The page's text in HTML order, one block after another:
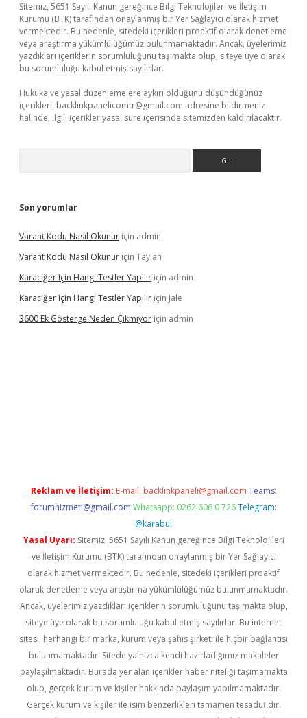
Sitemiz, 5651 Sayılı Kanun gereğince Bilgi Teknolojileri ve İletişim
Kurumu (BTK) tarafından onaylanmış bir Yer Sağlayıcı olarak hizmet
vermektedir. Bu nedenle, sitedeki içerikleri proaktif olarak denetleme
veya araştırma yükümlülüğümüz bulunmamaktadır. Ancak, üyelerimiz
yazdıkları içeriklerin sorumluluğunu taşımakta olup, siteye üye olarak
bu sorumluluğu kabul etmiş sayılırlar.
Hukuka ve yasal düzenlemelere aykırı olduğunu düşündüğünüz
içerikleri, backlinkpanelicomtr@gmail.com adresine bildirmeniz
halinde, ilgili içerikler yasal süre içerisinde sitemizden kaldırılacaktır.
Son yorumlar
Varant Kodu Nasıl Okunur için admin
Varant Kodu Nasıl Okunur için Taylan
Karaciğer Için Hangi Testler Yapılır için admin
Karaciğer Için Hangi Testler Yapılır için Jale
3600 Ek Gösterge Neden Çıkmıyor için admin
Reklam ve İletişim: E-mail: backlinkpaneli@gmail.com Teams:
forumhizmeti@gmail.com Whatsapp: 0262 606 0 726 Telegram:
@karabul
Yasal Uyarı: Sitemiz, 5651 Sayılı Kanun gereğince Bilgi Teknolojileri
ve İletişim Kurumu (BTK) tarafından onaylanmış bir Yer Sağlayıcı
olarak hizmet vermektedir. Bu nedenle, sitedeki içerikleri proaktif
olarak denetleme veya araştırma yükümlülüğümüz bulunmamaktadır.
Ancak, üyelerimiz yazdıkları içeriklerin sorumluluğunu taşımakta olup,
siteye üye olarak bu sorumluluğu kabul etmiş sayılırlar. Bu internet
sitesi, herhangi bir marka, kurum veya şahıs şirketi ile hiçbir bağlantısı
bulunmamaktadır. Sitede yalnızca kendi hazırladığımız makaleler
paylaşılmaktadır. Burada yer alan içerikler haber niteliği taşımamakta
olup, gerçek kurum ve kişiler hakkında paylaşım yapılmamaktadır.
Gerçek kurum ve kişiler ile isim benzerlikleri tamamen tesadüfidir.